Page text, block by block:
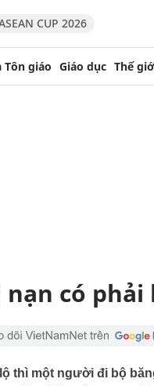
CUP 2026
Tôn giáo Giáo dục Thế
có
thì một người đi bộ